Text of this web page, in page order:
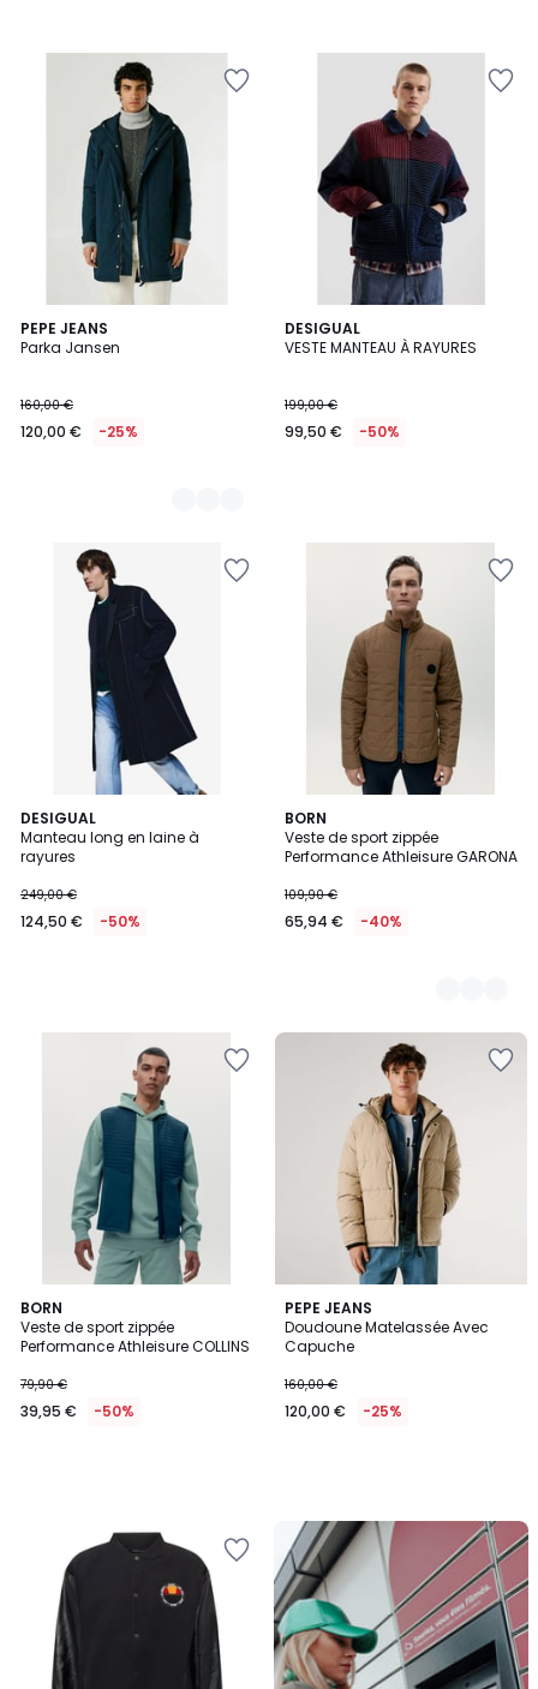
PEPE JEANS
Parka Jansen
160,00 €
120,00 € -25%
2
Couleurs
DESIGUAL
VESTE MANTEAU À RAYURES
199,00 €
99,50 € -50%
DESIGUAL
Manteau long en laine à
rayures
249,00 €
124,50 € -50%
BORN
Veste de sport zippée
Performance Athleisure GARONA
109,90 €
65,94 € -40%
2
Couleurs
BORN
Veste de sport zippée
Performance Athleisure COLLINS
79,90 €
39,95 € -50%
PEPE JEANS
Doudoune Matelassée Avec
Capuche
160,00 €
120,00 € -25%
Nouveau
Livraison
en
Locker
Mondial
Relay